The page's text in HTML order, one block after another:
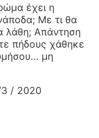
έχει η
Με τι θα
λάθη; Απάντηση
πήδους χάθηκε
μη
/ 2020